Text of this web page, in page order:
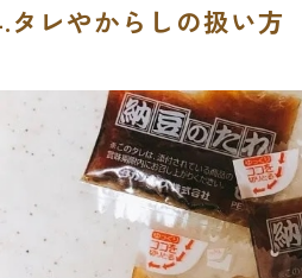
タレやからしの扱い方